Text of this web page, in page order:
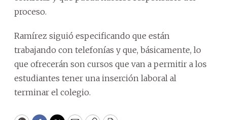
proceso.
Ramírez siguió especificando que están
trabajando con telefonías y que, básicamente, lo
que ofrecerán son cursos que van a permitir a los
estudiantes tener una inserción laboral al
terminar el colegio.